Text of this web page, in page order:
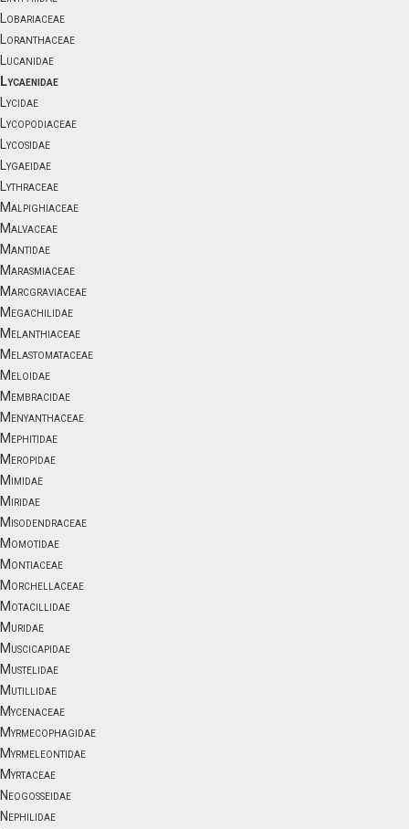
Lobariaceae
Loranthaceae
Lucanidae
Lycaenidae
Lycidae
Lycopodiaceae
Lycosidae
Lygaeidae
Lythraceae
Malpighiaceae
Malvaceae
Mantidae
Marasmiaceae
Marcgraviaceae
Megachilidae
Melanthiaceae
Melastomataceae
Meloidae
Membracidae
Menyanthaceae
Mephitidae
Meropidae
Mimidae
Miridae
Misodendraceae
Momotidae
Montiaceae
Morchellaceae
Motacillidae
Muridae
Muscicapidae
Mustelidae
Mutillidae
Mycenaceae
Myrmecophagidae
Myrmeleontidae
Myrtaceae
Neogosseidae
Nephilidae